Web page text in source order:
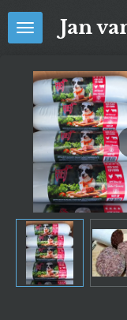
Ga
direct
hoofdinhoud
Jan